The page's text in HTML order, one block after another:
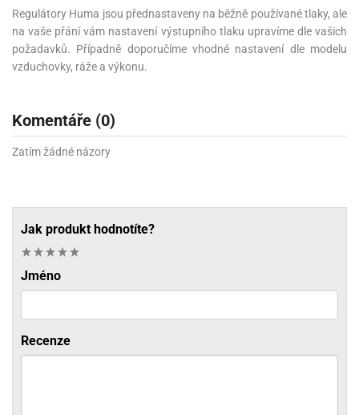
Regulátory Huma jsou přednastaveny na běžně používané tlaky, ale
na vaše přání vám nastavení výstupního tlaku upravíme dle vašich
požadavků. Případně doporučíme vhodné nastavení dle modelu
vzduchovky, ráže a výkonu.
Komentáře (0)
Zatím žádné názory
Jak produkt hodnotíte?
Jméno
Recenze